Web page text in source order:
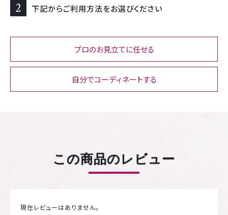
2 下記からご利用方法をお選びください
プロのお見立てに任せる
自分でコーディネートする
この商品のレビュー
現在レビューはありません。